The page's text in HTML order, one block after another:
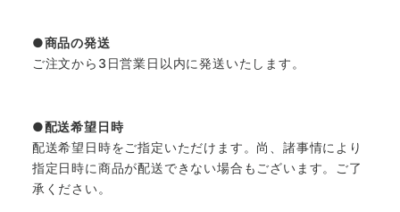
商品の発送
ご注文から3日営業日以内に発送いたします。
配送希望日時
配送希望日時をご指定いただけます。尚、諸事情により
指定日時に商品が配送できない場合もございます。ご了
承ください。